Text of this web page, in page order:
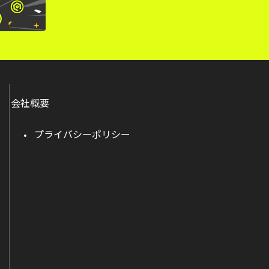
会社概要
プライバシーポリシー